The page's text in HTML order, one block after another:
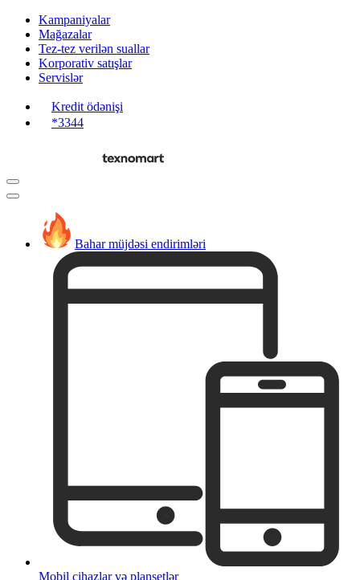
Kampaniyalar
Mağazalar
Tez-tez verilən suallar
Korporativ satışlar
Servislər
Kredit ödənişi
*3344
Bahar müjdəsi endirimləri
Mobil cihazlar və planşetlər